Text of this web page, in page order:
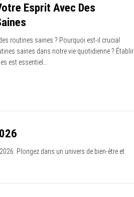
Esprit Avec Des
routines saines ? Pourquoi est-il crucial
saines dans notre vie quotidienne ? Établir
est essentiel…
Plongez dans un univers de bien-être et